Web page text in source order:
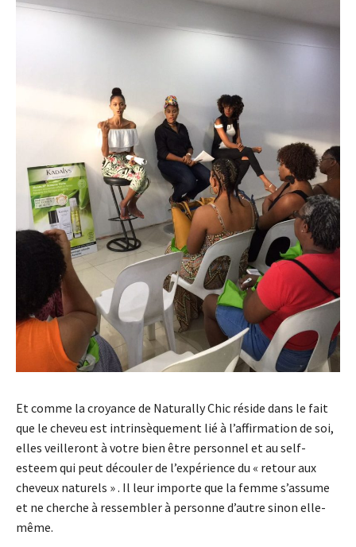
Et comme la croyance de Naturally Chic réside dans le fait
que le cheveu est intrinsèquement lié à l’affirmation de soi,
elles veilleront à votre bien être personnel et au self-
esteem qui peut découler de l’expérience du « retour aux
cheveux naturels » . Il leur importe que la femme s’assume
et ne cherche à ressembler à personne d’autre sinon elle-
même.